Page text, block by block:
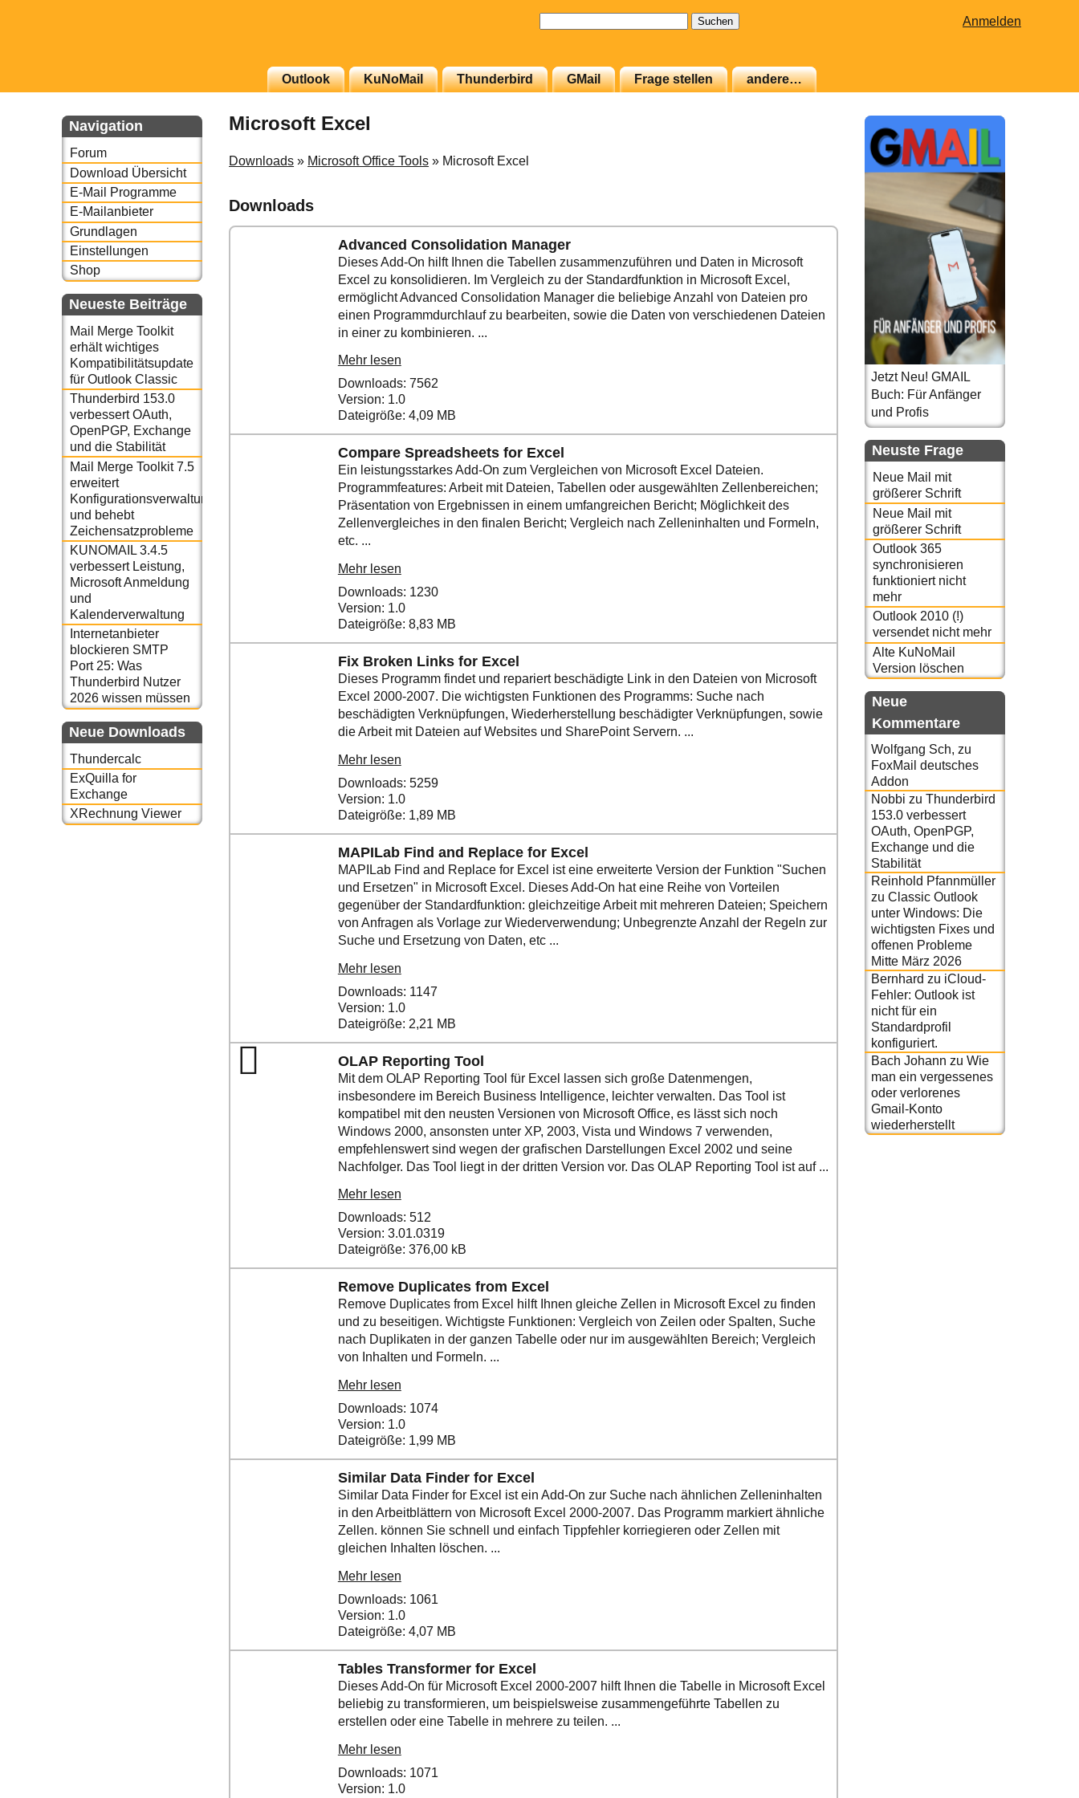
Anmelden
Outlook KuNoMail Thunderbird GMail Frage stellen andere…
Navigation
Forum
Download Übersicht
E-Mail Programme
E-Mailanbieter
Grundlagen
Einstellungen
Shop
Neueste Beiträge
Mail Merge Toolkit
erhält wichtiges
Kompatibilitätsupdate
für Outlook Classic
Thunderbird 153.0
verbessert OAuth,
OpenPGP, Exchange
und die Stabilität
Mail Merge Toolkit 7.5
erweitert
Konfigurationsverwaltung
und behebt
Zeichensatzprobleme
KUNOMAIL 3.4.5
verbessert Leistung,
Microsoft Anmeldung
und
Kalenderverwaltung
Internetanbieter
blockieren SMTP
Port 25: Was
Thunderbird Nutzer
2026 wissen müssen
Neue Downloads
Thundercalc
ExQuilla for
Exchange
XRechnung Viewer
Microsoft Excel
Downloads » Microsoft Office Tools » Microsoft Excel
Downloads
Advanced Consolidation Manager
Dieses Add-On hilft Ihnen die Tabellen zusammenzuführen und Daten in Microsoft
Excel zu konsolidieren. Im Vergleich zu der Standardfunktion in Microsoft Excel,
ermöglicht Advanced Consolidation Manager die beliebige Anzahl von Dateien pro
einen Programmdurchlauf zu bearbeiten, sowie die Daten von verschiedenen Dateien
in einer zu kombinieren. ...
Mehr lesen
Downloads: 7562
Version: 1.0
Dateigröße: 4,09 MB
Compare Spreadsheets for Excel
Ein leistungsstarkes Add-On zum Vergleichen von Microsoft Excel Dateien.
Programmfeatures: Arbeit mit Dateien, Tabellen oder ausgewählten Zellenbereichen;
Präsentation von Ergebnissen in einem umfangreichen Bericht; Möglichkeit des
Zellenvergleiches in den finalen Bericht; Vergleich nach Zelleninhalten und Formeln,
etc. ...
Mehr lesen
Downloads: 1230
Version: 1.0
Dateigröße: 8,83 MB
Fix Broken Links for Excel
Dieses Programm findet und repariert beschädigte Link in den Dateien von Microsoft
Excel 2000-2007. Die wichtigsten Funktionen des Programms: Suche nach
beschädigten Verknüpfungen, Wiederherstellung beschädigter Verknüpfungen, sowie
die Arbeit mit Dateien auf Websites und SharePoint Servern. ...
Mehr lesen
Downloads: 5259
Version: 1.0
Dateigröße: 1,89 MB
MAPILab Find and Replace for Excel
MAPILab Find and Replace for Excel ist eine erweiterte Version der Funktion "Suchen
und Ersetzen" in Microsoft Excel. Dieses Add-On hat eine Reihe von Vorteilen
gegenüber der Standardfunktion: gleichzeitige Arbeit mit mehreren Dateien; Speichern
von Anfragen als Vorlage zur Wiederverwendung; Unbegrenzte Anzahl der Regeln zur
Suche und Ersetzung von Daten, etc ...
Mehr lesen
Downloads: 1147
Version: 1.0
Dateigröße: 2,21 MB
OLAP Reporting Tool
Mit dem OLAP Reporting Tool für Excel lassen sich große Datenmengen,
insbesondere im Bereich Business Intelligence, leichter verwalten. Das Tool ist
kompatibel mit den neusten Versionen von Microsoft Office, es lässt sich noch
Windows 2000, ansonsten unter XP, 2003, Vista und Windows 7 verwenden,
empfehlenswert sind wegen der grafischen Darstellungen Excel 2002 und seine
Nachfolger. Das Tool liegt in der dritten Version vor. Das OLAP Reporting Tool ist auf ...
Mehr lesen
Downloads: 512
Version: 3.01.0319
Dateigröße: 376,00 kB
Remove Duplicates from Excel
Remove Duplicates from Excel hilft Ihnen gleiche Zellen in Microsoft Excel zu finden
und zu beseitigen. Wichtigste Funktionen: Vergleich von Zeilen oder Spalten, Suche
nach Duplikaten in der ganzen Tabelle oder nur im ausgewählten Bereich; Vergleich
von Inhalten und Formeln. ...
Mehr lesen
Downloads: 1074
Version: 1.0
Dateigröße: 1,99 MB
Similar Data Finder for Excel
Similar Data Finder for Excel ist ein Add-On zur Suche nach ähnlichen Zelleninhalten
in den Arbeitblättern von Microsoft Excel 2000-2007. Das Programm markiert ähnliche
Zellen. können Sie schnell und einfach Tippfehler korriegieren oder Zellen mit
gleichen Inhalten löschen. ...
Mehr lesen
Downloads: 1061
Version: 1.0
Dateigröße: 4,07 MB
Tables Transformer for Excel
Dieses Add-On für Microsoft Excel 2000-2007 hilft Ihnen die Tabelle in Microsoft Excel
beliebig zu transformieren, um beispielsweise zusammengeführte Tabellen zu
erstellen oder eine Tabelle in mehrere zu teilen. ...
Mehr lesen
Downloads: 1071
Version: 1.0
Jetzt Neu! GMAIL
Buch: Für Anfänger
und Profis
Neuste Frage
Neue Mail mit
größerer Schrift
Neue Mail mit
größerer Schrift
Outlook 365
synchronisieren
funktioniert nicht
mehr
Outlook 2010 (!)
versendet nicht mehr
Alte KuNoMail
Version löschen
Neue
Kommentare
Wolfgang Sch, zu
FoxMail deutsches
Addon
Nobbi zu Thunderbird
153.0 verbessert
OAuth, OpenPGP,
Exchange und die
Stabilität
Reinhold Pfannmüller
zu Classic Outlook
unter Windows: Die
wichtigsten Fixes und
offenen Probleme
Mitte März 2026
Bernhard zu iCloud-
Fehler: Outlook ist
nicht für ein
Standardprofil
konfiguriert.
Bach Johann zu Wie
man ein vergessenes
oder verlorenes
Gmail-Konto
wiederherstellt
oder auch